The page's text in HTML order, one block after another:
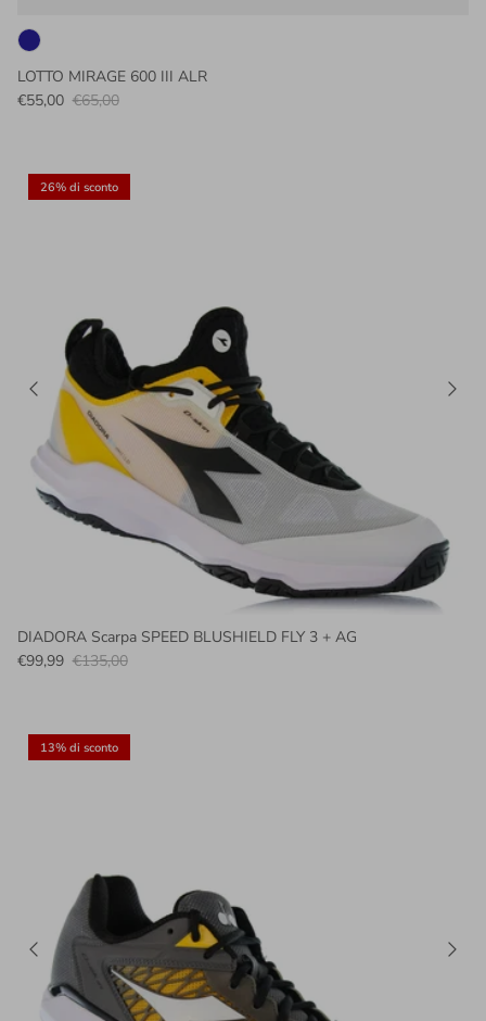
LOTTO MIRAGE 600 III ALR
€55,00 €65,00
26% di sconto
DIADORA Scarpa SPEED BLUSHIELD FLY 3 + AG
€99,99 €135,00
13% di sconto